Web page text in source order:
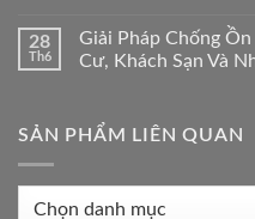
28
Th6
Giải Pháp Chống
Cư, Khách Sạn Và
SẢN PHẨM LIÊN QUAN
Sản